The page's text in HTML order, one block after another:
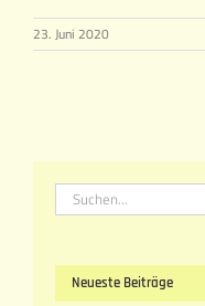
23. Juni 2020
Suche
nach:
Neueste Beiträge